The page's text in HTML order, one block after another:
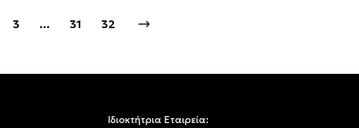
3 … 31 32
Ιδιοκτήτρια Εταιρεία: